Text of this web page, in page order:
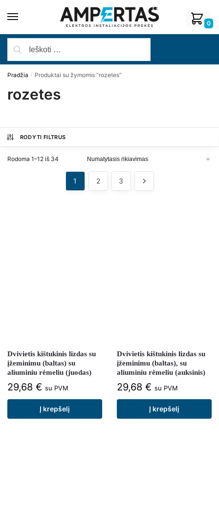
0
Pradžia / Produktai su žymomis “rozetes”
rozetes
RODYTI FILTRUS
Rodoma 1–12 iš 34
1 2 3
Dvivietis kištukinis lizdas su
įžeminimu (baltas) su
aliuminiu rėmeliu (juodas)
29,68 € su PVM
Į krepšelį
Dvivietis kištukinis lizdas su
įžeminimu (baltas), su
aliuminiu rėmeliu (auksinis)
29,68 € su PVM
Į krepšelį